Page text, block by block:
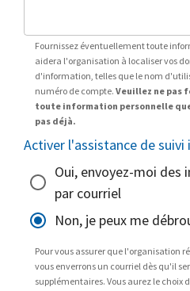
Fournissez éventuellement toute
aidera l'organisation à localiser vos
d'information, telles que le nom
numéro de compte. Veuillez ne pas
toute information personnelle
pas déjà.
Activer l'assistance de
Oui, envoyez-moi des
par courriel
Non, je peux me
Pour vous assurer que l'organisation
vous enverrons un courriel dès qu'il
supplémentaires. Vous aurez le choix